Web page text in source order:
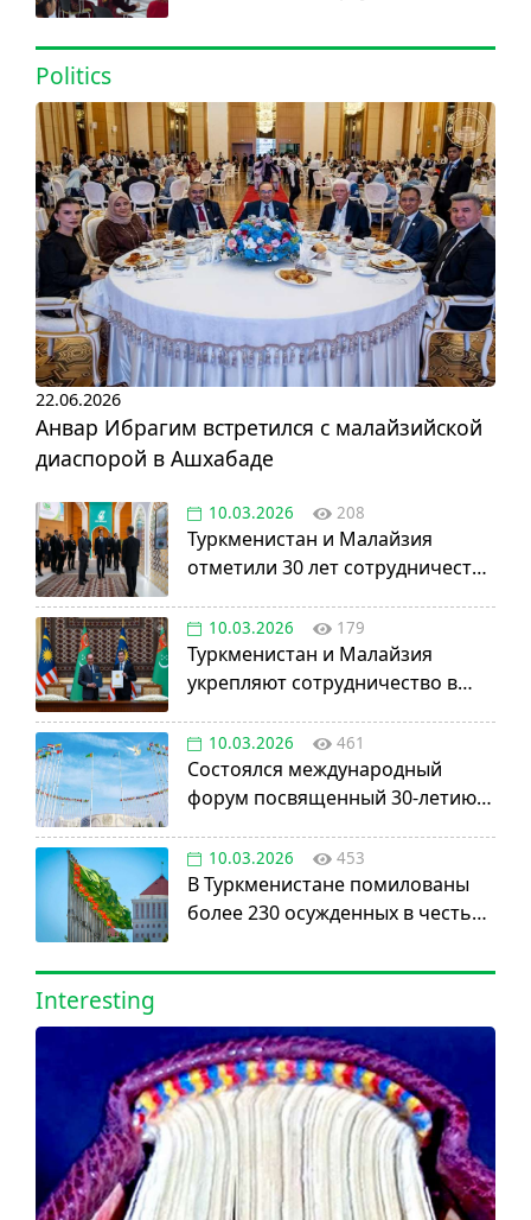
Politics
22.06.2026
Анвар Ибрагим встретился с малайзийской
диаспорой в Ашхабаде
10.03.2026 208
Туркменистан и Малайзия
отметили 30 лет сотрудничества
10.03.2026 179
Туркменистан и Малайзия
укрепляют сотрудничество в
10.03.2026 461
Состоялся международный
форум посвященный 30-летию
нейтралитета
10.03.2026 453
В Туркменистане помилованы
более 230 осужденных в честь
Interesting